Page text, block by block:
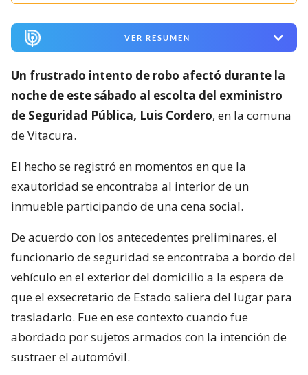
VER RESUMEN
Un frustrado intento de robo afectó durante la
noche de este sábado al escolta del exministro
de Seguridad Pública, Luis Cordero, en la comuna
de Vitacura.
El hecho se registró en momentos en que la
exautoridad se encontraba al interior de un
inmueble participando de una cena social.
De acuerdo con los antecedentes preliminares, el
funcionario de seguridad se encontraba a bordo del
vehículo en el exterior del domicilio a la espera de
que el exsecretario de Estado saliera del lugar para
trasladarlo. Fue en ese contexto cuando fue
abordado por sujetos armados con la intención de
sustraer el automóvil.